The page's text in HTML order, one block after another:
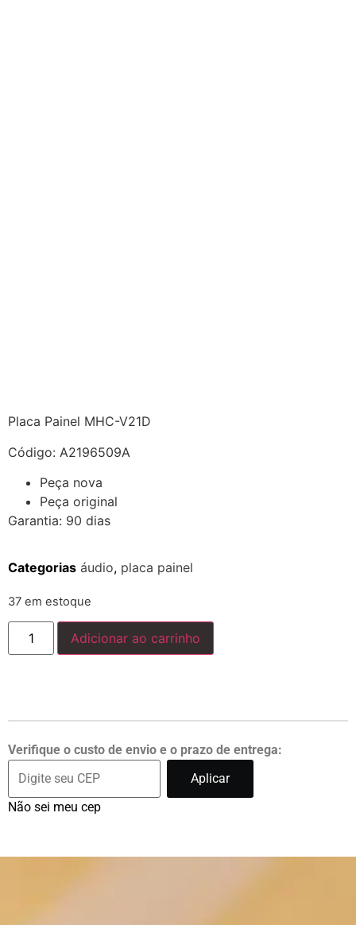
Placa Painel MHC-V21D
Código: A2196509A
Peça nova
Peça original
Garantia: 90 dias
Categorias áudio, placa painel
37 em estoque
Adicionar ao carrinho
Verifique o custo de envio e o prazo de entrega:
Aplicar
Não sei meu cep